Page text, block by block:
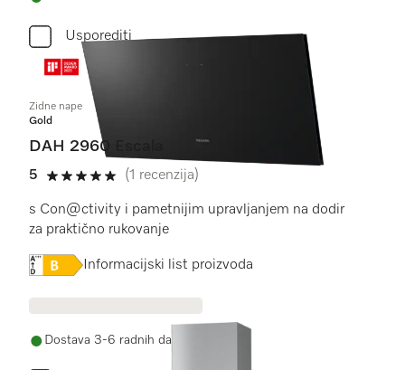
Usporediti
Zidne nape
Gold
DAH 2960 Escala
5
5 od 5
(1 recenzija)
s Con@ctivity i pametnijim upravljanjem na dodir
za praktično rukovanje
Online Label Flag, Energetska naljepnica
Informacijski list proizvoda
Dostava 3-6 radnih dana